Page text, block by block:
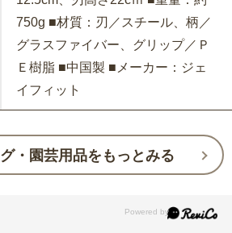
750g ■材質：刃／スチール、柄／
グラスファイバー、グリップ／Ｐ
Ｅ樹脂 ■中国製 ■メーカー：ジェ
イフィット
・園芸用品をもっとみる